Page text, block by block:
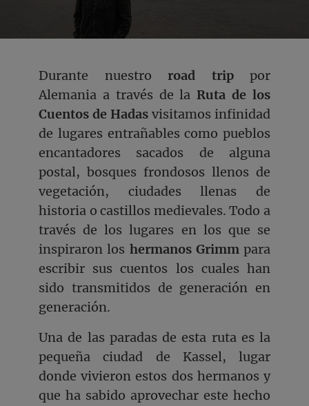
Durante nuestro road trippor
Alemania a través de laRuta de los
Cuentos de Hadas visitamos infinidad
de lugares entrañables como pueblos
encantadores sacados de alguna
postal, bosques frondosos llenos de
vegetación, ciudades llenas de
historia o castillos medievales. Todo a
través de los lugares en los que se
inspiraron los hermanos Grimmpara
escribir sus cuentos los cuales han
sido transmitidos de generación en
generación.
Una de las paradas de esta ruta es la
pequeña ciudad de Kassel, lugar
donde vivieron estos dos hermanos y
que ha sabido aprovechar este hecho